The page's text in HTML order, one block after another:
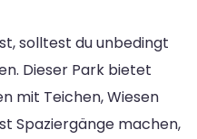
solltest du unbedingt
Dieser Park bietet
mit Teichen, Wiesen
Spaziergänge machen,